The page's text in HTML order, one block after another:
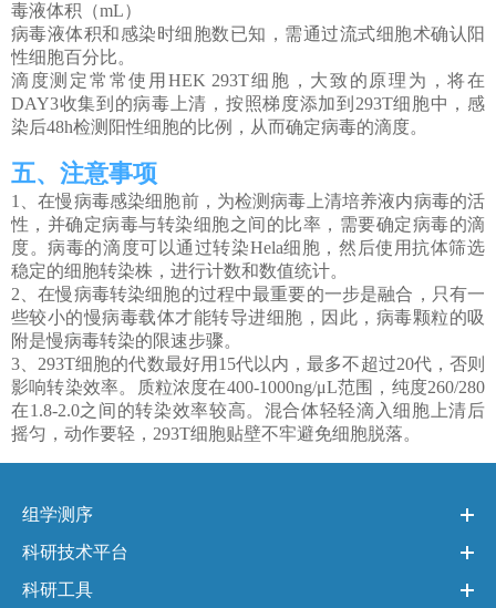
毒液体积（mL）
病毒液体积和感染时细胞数已知，需通过流式细胞术确认阳
性细胞百分比。
滴度测定常常使用HEK 293T细胞，大致的原理为，将在
DAY3收集到的病毒上清，按照梯度添加到293T细胞中，感
染后48h检测阳性细胞的比例，从而确定病毒的滴度。
五、注意事项
1、在慢病毒感染细胞前，为检测病毒上清培养液内病毒的活
性，并确定病毒与转染细胞之间的比率，需要确定病毒的滴
度。病毒的滴度可以通过转染Hela细胞，然后使用抗体筛选
稳定的细胞转染株，进行计数和数值统计。
2、在慢病毒转染细胞的过程中最重要的一步是融合，只有一
些较小的慢病毒载体才能转导进细胞，因此，病毒颗粒的吸
附是慢病毒转染的限速步骤。
3、293T细胞的代数最好用15代以内，最多不超过20代，否则
影响转染效率。质粒浓度在400-1000ng/μL范围，纯度260/280
在1.8-2.0之间的转染效率较高。混合体轻轻滴入细胞上清后
摇匀，动作要轻，293T细胞贴壁不牢避免细胞脱落。
组学测序
科研技术平台
科研工具